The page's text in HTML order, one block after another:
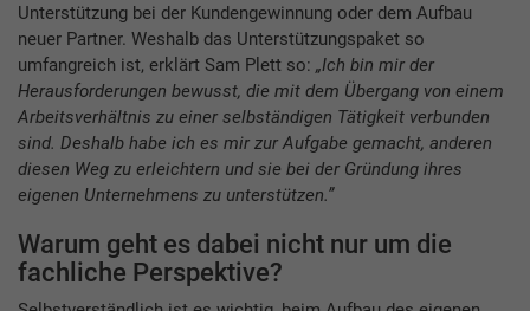
Unterstützung bei der Kundengewinnung oder dem Aufbau
neuer Partner. Weshalb das Unterstützungspaket so
umfangreich ist, erklärt Sam Plett so: „Ich bin mir der
Herausforderungen bewusst, die mit dem Übergang von einem
Arbeitsverhältnis zu einer selbständigen Tätigkeit verbunden
sind. Deshalb habe ich es mir zur Aufgabe gemacht, anderen
diesen Weg zu erleichtern und sie bei der Gründung ihres
eigenen Unternehmens zu unterstützen.”
Warum geht es dabei nicht nur um die
fachliche Perspektive?